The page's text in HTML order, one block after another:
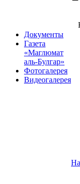
Документы
Газета
«Маглюмат
аль-Булгар»
Фотогалерея
Видеогалерея